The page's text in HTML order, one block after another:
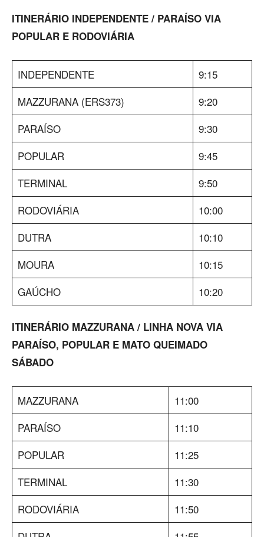
ITINERÁRIO INDEPENDENTE / PARAÍSO VIA
POPULAR E RODOVIÁRIA
INDEPENDENTE
9:15
MAZZURANA (ERS373)
9:20
PARAÍSO
9:30
POPULAR
9:45
TERMINAL
9:50
RODOVIÁRIA
10:00
DUTRA
10:10
MOURA
10:15
GAÚCHO
10:20
ITINERÁRIO MAZZURANA / LINHA NOVA VIA
PARAÍSO, POPULAR E MATO QUEIMADO
SÁBADO
MAZZURANA
11:00
PARAÍSO
11:10
POPULAR
11:25
TERMINAL
11:30
RODOVIÁRIA
11:50